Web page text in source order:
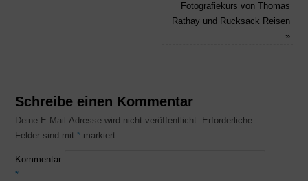
Fotografiekurs von Thomas
Rathay und Rucksack Reisen
»
Schreibe einen Kommentar
Deine E-Mail-Adresse wird nicht veröffentlicht. Erforderliche
Felder sind mit * markiert
Kommentar
*